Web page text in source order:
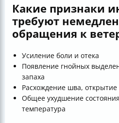
Какие признаки
требуют
обращения к
Усиление боли и отека
Появление гнойных
запаха
Расхождение шва,
Общее ухудшение
температура